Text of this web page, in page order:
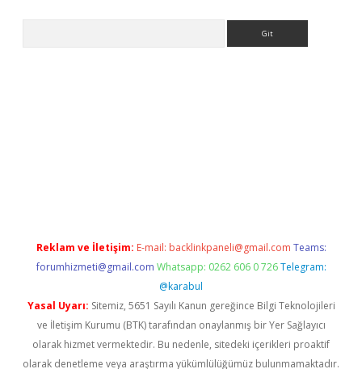
Reklam ve İletişim: E-mail: backlinkpaneli@gmail.com Teams:
forumhizmeti@gmail.com Whatsapp: 0262 606 0 726 Telegram:
@karabul
Yasal Uyarı: Sitemiz, 5651 Sayılı Kanun gereğince Bilgi Teknolojileri
ve İletişim Kurumu (BTK) tarafından onaylanmış bir Yer Sağlayıcı
olarak hizmet vermektedir. Bu nedenle, sitedeki içerikleri proaktif
olarak denetleme veya araştırma yükümlülüğümüz bulunmamaktadır.